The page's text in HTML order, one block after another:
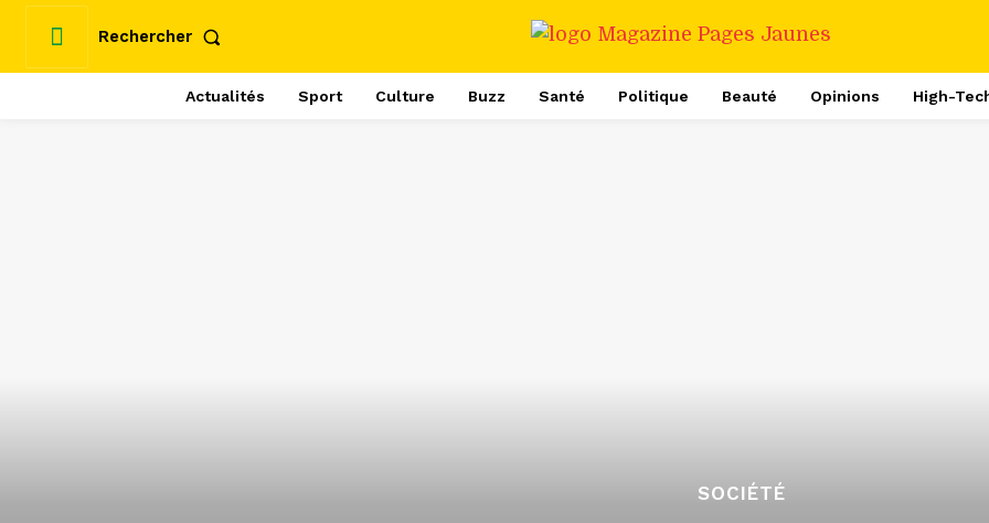
Rechercher
Actualités Sport Culture Buzz Santé Politique Beauté Opinions High-
SOCIÉTÉ